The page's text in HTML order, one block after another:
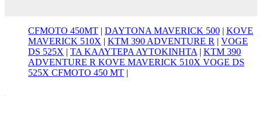
CFMOTO 450MT | DAYTONA MAVERICK 500 | KOVE
MAVERICK 510X | KTM 390 ADVENTURE R | VOGE
DS 525X | ΤΑ ΚΑΛΥΤΕΡΑ ΑΥΤΟΚΙΝΗΤΑ | KTM 390
ADVENTURE R KOVE MAVERICK 510X VOGE DS
525X CFMOTO 450 MT |